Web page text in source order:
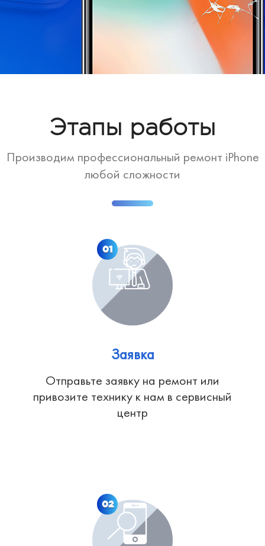
Этапы работы
Производим профессиональный ремонт iPhone
любой сложности
01
Заявка
Отправьте заявку на ремонт или
привозите технику к нам в сервисный
центр
02